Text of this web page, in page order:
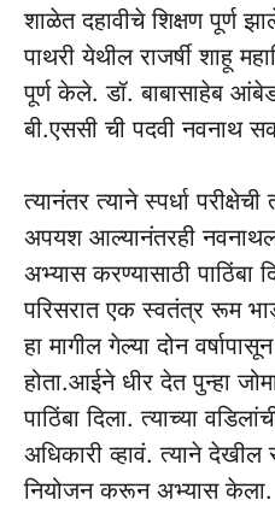
शाळेत दहावीचे शिक्षण पूर्ण
पाथरी येथील राजर्षी शाहू
पूर्ण केले. डॉ. बाबासाहेब
बी.एससी ची पदवी नवनाथ
त्यानंतर त्याने स्पर्धा
अपयश आल्यानंतरही
अभ्यास करण्यासाठी पाठिंबा
परिसरात एक स्वतंत्र रूम
हा मागील गेल्या दोन
होता.आईने धीर देत पुन्हा
पाठिंबा दिला. त्याच्या
अधिकारी व्हावं. त्याने देखील
नियोजन करून अभ्यास केला.